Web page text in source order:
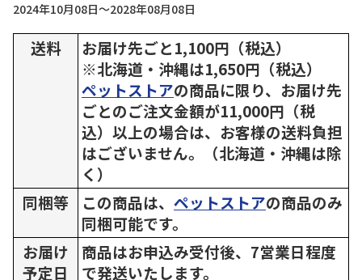
2024年10月08日～2028年08月08日
送料
お届け先ごと1,100円（税込）
※北海道・沖縄は1,650円（税込）
ペットストアの商品に限り、お届け先
ごとのご注文金額が11,000円（税
込）以上の場合は、お客様の送料負担
はございません。（北海道・沖縄は除
く）
同梱等
この商品は、 ペットストアの商品のみ
同梱可能です。
お届け
予定日
商品はお申込み受付後、7営業日程度
で発送いたします。